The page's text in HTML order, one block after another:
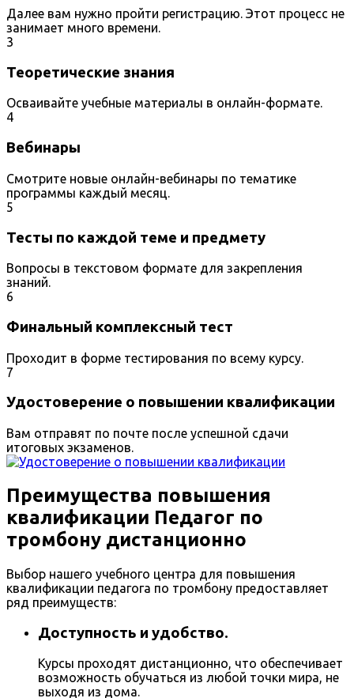
Далее вам нужно пройти регистрацию. Этот процесс не
занимает много времени.
3
Теоретические знания
Осваивайте учебные материалы в онлайн-формате.
4
Вебинары
Смотрите новые онлайн-вебинары по тематике
программы каждый месяц.
5
Тесты по каждой теме и предмету
Вопросы в текстовом формате для закрепления
знаний.
6
Финальный комплексный тест
Проходит в форме тестирования по всему курсу.
7
Удостоверение о повышении квалификации
Вам отправят по почте после успешной сдачи
итоговых экзаменов.
Преимущества повышения
квалификации Педагог по
тромбону дистанционно
Выбор нашего учебного центра для повышения
квалификации педагога по тромбону предоставляет
ряд преимуществ:
Доступность и удобство.
Курсы проходят дистанционно, что обеспечивает
возможность обучаться из любой точки мира, не
выходя из дома.